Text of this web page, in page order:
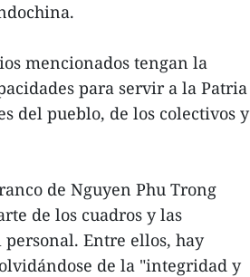
mencionados tengan la
para servir a la Patria
del pueblo, de los colectivos y
de Nguyen Phu Trong
de los cuadros y las
Entre ellos, hay
de la "integridad y